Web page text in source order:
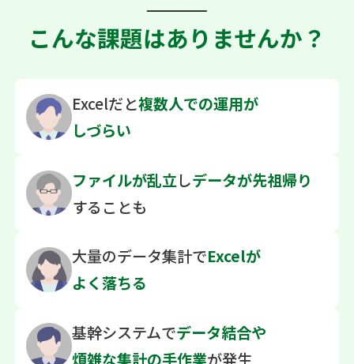
こんな課題はありませんか？
Excelだと複数人での運用が
しづらい
ファイルが乱立しデータが先祖帰り
することも
大量のデータ集計でExcelが
よく落ちる
基幹システムでデータ結合や
煩雑な集計の手作業が発生